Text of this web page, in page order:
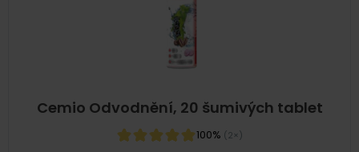
Cemio Odvodnění, 20 šumivých tablet
100% (2×)